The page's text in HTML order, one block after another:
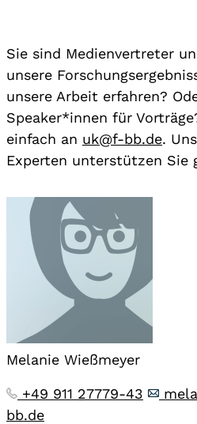
Sie sind Medienvertreter
unsere
unsere Arbeit erfahren?
Speaker*innen für
einfach an uk@f-bb.de.
Experten unterstützen Sie
Melanie Wießmeyer
+49 911 27779-43
bb.de